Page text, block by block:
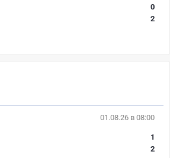
0
2
01.08.26 в 08:00
1
2